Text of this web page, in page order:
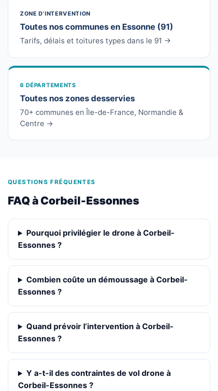
ZONE D’INTERVENTION
Toutes nos communes en Essonne (91)
Tarifs, délais et toitures types dans le 91 →
6 DÉPARTEMENTS
Toutes nos zones desservies
70+ communes en Île-de-France, Normandie &
Centre →
QUESTIONS FRÉQUENTES
FAQ à Corbeil-Essonnes
Pourquoi privilégier le drone à Corbeil-
Essonnes ?
Combien coûte un démoussage à Corbeil-
Essonnes ?
Quand prévoir l’intervention à Corbeil-
Essonnes ?
Y a-t-il des contraintes de vol drone à
Corbeil-Essonnes ?